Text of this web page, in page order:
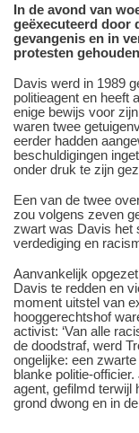
In de avond van
geëxecuteerd door
gevangenis en in
protesten
Davis werd in 1989
politieagent en heeft
enige bewijs voor
waren twee
eerder hadden
beschuldigingen
onder druk te zijn
Een van de twee
zou volgens zeven
zwart was Davis het
verdediging en
Aanvankelijk
Davis te redden en
moment uitstel van
hooggerechtshof
activist: ‘Van alle
de doodstraf, werd
ongelijke: een
blanke politie-
agent, gefilmd terwijl
grond dwong en in